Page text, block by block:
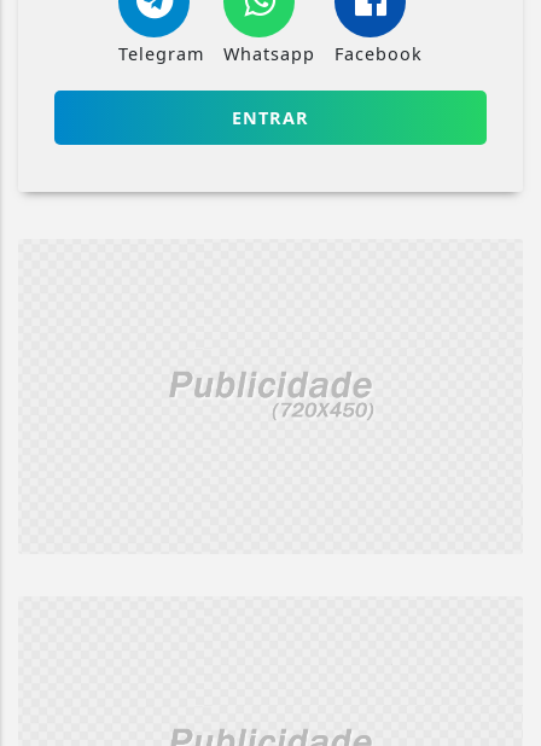
Telegram Whatsapp Facebook
ENTRAR